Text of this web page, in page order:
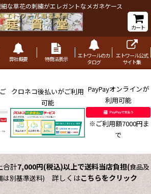
な草花の刺繍がエレガントなメガネケース
カート
弊社概要 特商法表示
エトワールのカ
タログ
エトワール公式
サイト集
クロネコ後払いがご利用
可能
PayPayオンラインが
利用可能
※ご利用額7000円ま
で
合計7,000円(税込)以上で送料当店負担(食品及
は別基準送料)詳しくはこちらをクリック